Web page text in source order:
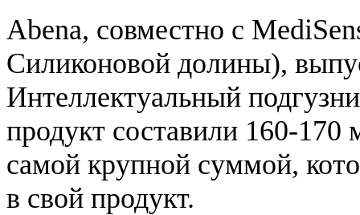
Abena, совместно с
Силиконовой долины),
Интеллектуальный
продукт составили 160-170
самой крупной суммой,
в свой продукт.